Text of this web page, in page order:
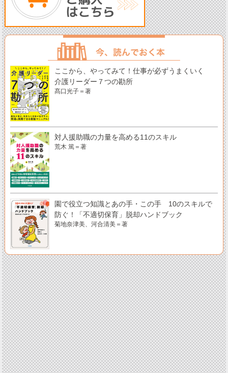
ここから、やってみて！仕事が必ずうまくいく
介護リーダー７つの勘所
髙口光子＝著
対人援助職の力量を高める11のスキル
荒木 篤＝著
園で役立つ知識とあの手・この手 10のスキルで
防ぐ！「不適切保育」脱却ハンドブック
菊地奈津美、河合清美＝著